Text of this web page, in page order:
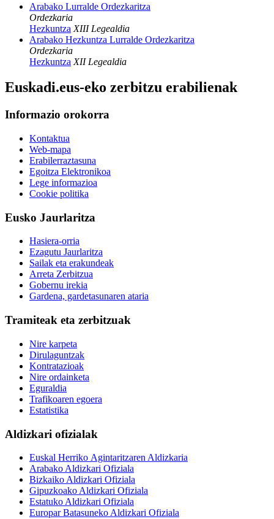
Arabako Lurralde Ordezkaritza
Ordezkaria
Hezkuntza XIII Legealdia
Arabako Hezkuntza Lurralde Ordezkaritza
Ordezkaria
Hezkuntza XII Legealdia
Euskadi.eus-eko zerbitzu erabilienak
Informazio orokorra
Kontaktua
Web-mapa
Erabilerraztasuna
Egoitza Elektronikoa
Lege informazioa
Cookie politika
Eusko Jaurlaritza
Hasiera-orria
Ezagutu Jaurlaritza
Sailak eta erakundeak
Arreta Zerbitzua
Gobernu irekia
Gardena, gardetasunaren ataria
Tramiteak eta zerbitzuak
Nire karpeta
Dirulaguntzak
Kontratazioak
Nire ordainketa
Eguraldia
Trafikoaren egoera
Estatistika
Aldizkari ofizialak
Euskal Herriko Agintaritzaren Aldizkaria
Arabako Aldizkari Ofiziala
Bizkaiko Aldizkari Ofiziala
Gipuzkoako Aldizkari Ofiziala
Estatuko Aldizkari Ofiziala
Europar Batasuneko Aldizkari Ofiziala